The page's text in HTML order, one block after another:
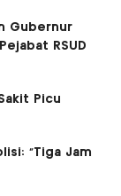
Gubernur
RSUD
Picu
“Tiga Jam